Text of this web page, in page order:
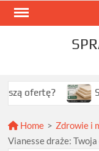
Skip
Sklejki
Home > Zdrowie i
Vianesse draże: